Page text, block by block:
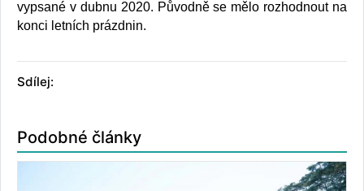
vypsané v dubnu 2020. Původně se mělo rozhodnout na
konci letních prázdnin.
Sdílej:
Podobné články